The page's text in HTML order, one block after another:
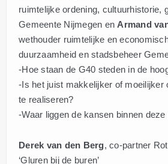
ruimtelijke ordening, cultuurhistorie,
Gemeente Nijmegen en Armand
wethouder ruimtelijke en
duurzaamheid en stadsbeheer
-Hoe staan de G40 steden in de
-Is het juist makkelijker of moeilijker
te realiseren?
-Waar liggen de kansen binnen deze
Derek van den Berg, co-partner
‘Gluren bij de buren’